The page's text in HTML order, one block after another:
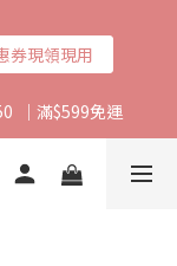
券現領現用
｜滿$599免運